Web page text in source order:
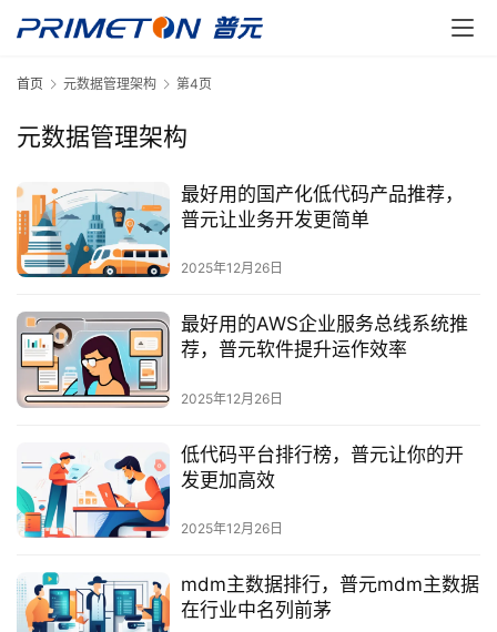
最
新
动
首页 元数据管理架构 第4页
元数据管理架构
最好用的国产化低代码产品推荐，
普元让业务开发更简单
2025年12月26日
最好用的AWS企业服务总线系统推
荐，普元软件提升运作效率
2025年12月26日
低代码平台排行榜，普元让你的开
发更加高效
2025年12月26日
mdm主数据排行，普元mdm主数据
在行业中名列前茅